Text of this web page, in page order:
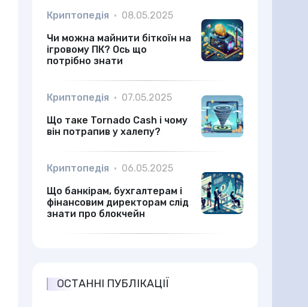
Криптопедія • 08.05.2025
Чи можна майнити біткоїн на
ігровому ПК? Ось що
потрібно знати
Криптопедія • 07.05.2025
Що таке Tornado Cash і чому
він потрапив у халепу?
Криптопедія • 06.05.2025
Що банкірам, бухгалтерам і
фінансовим директорам слід
знати про блокчейн
ОСТАННІ ПУБЛІКАЦІЇ